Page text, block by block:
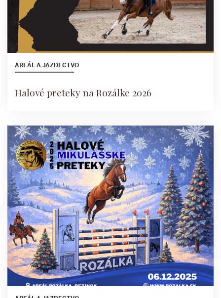
AREÁL A JAZDECTVO
Halové preteky na Rozálke 2026